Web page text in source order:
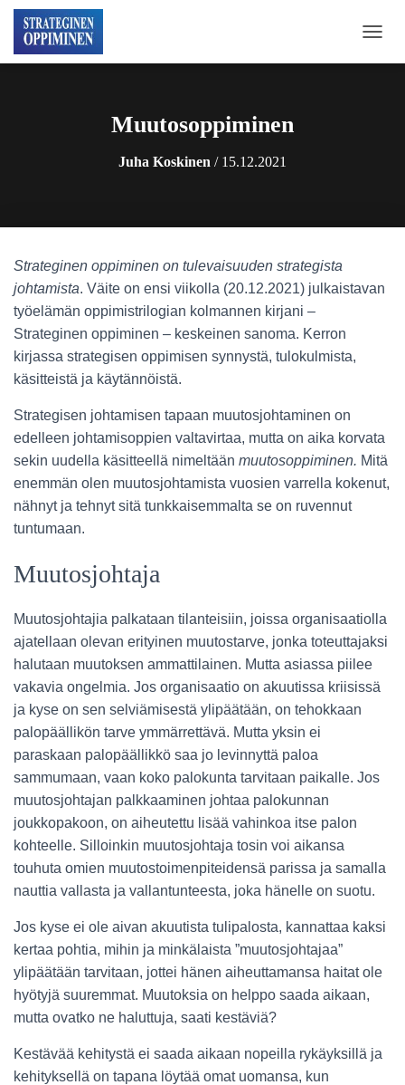
A
L
Muutosoppiminen
Juha Koskinen / 15.12.2021
Strateginen oppiminen on tulevaisuuden strategista
johtamista. Väite on ensi viikolla (20.12.2021) julkaistavan
työelämän oppimistrilogian kolmannen kirjani –
Strateginen oppiminen – keskeinen sanoma. Kerron
kirjassa strategisen oppimisen synnystä, tulokulmista,
käsitteistä ja käytännöistä.
Strategisen johtamisen tapaan muutosjohtaminen on
edelleen johtamisoppien valtavirtaa, mutta on aika korvata
sekin uudella käsitteellä nimeltään muutosoppiminen. Mitä
enemmän olen muutosjohtamista vuosien varrella kokenut,
nähnyt ja tehnyt sitä tunkkaisemmalta se on ruvennut
tuntumaan.
Muutosjohtaja
Muutosjohtajia palkataan tilanteisiin, joissa organisaatiolla
ajatellaan olevan erityinen muutostarve, jonka toteuttajaksi
halutaan muutoksen ammattilainen. Mutta asiassa piilee
vakavia ongelmia. Jos organisaatio on akuutissa kriisissä
ja kyse on sen selviämisestä ylipäätään, on tehokkaan
palopäällikön tarve ymmärrettävä. Mutta yksin ei
paraskaan palopäällikkö saa jo levinnyttä paloa
sammumaan, vaan koko palokunta tarvitaan paikalle. Jos
muutosjohtajan palkkaaminen johtaa palokunnan
joukkopakoon, on aiheutettu lisää vahinkoa itse palon
kohteelle. Silloinkin muutosjohtaja tosin voi aikansa
touhuta omien muutostoimenpiteidensä parissa ja samalla
nauttia vallasta ja vallantunteesta, joka hänelle on suotu.
Jos kyse ei ole aivan akuutista tulipalosta, kannattaa kaksi
kertaa pohtia, mihin ja minkälaista ”muutosjohtajaa”
ylipäätään tarvitaan, jottei hänen aiheuttamansa haitat ole
hyötyjä suuremmat. Muutoksia on helppo saada aikaan,
mutta ovatko ne haluttuja, saati kestäviä?
Kestävää kehitystä ei saada aikaan nopeilla rykäyksillä ja
kehityksellä on tapana löytää omat uomansa, kun